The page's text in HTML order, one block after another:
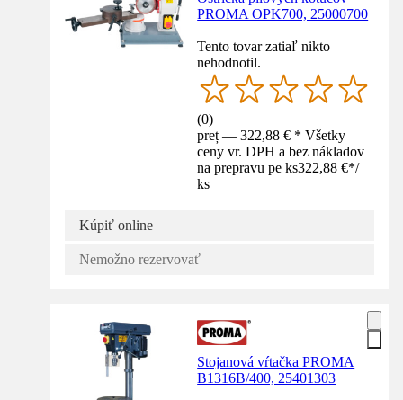
PROMA OPK700, 25000700
Tento tovar zatiaľ nikto
nehodnotil.
(0)
preț — 322,88 € * Všetky
ceny vr. DPH a bez nákladov
na prepravu pe ks322,88 €*/
ks
Kúpiť online
Nemožno rezervovať
Stojanová vŕtačka PROMA
B1316B/400, 25401303